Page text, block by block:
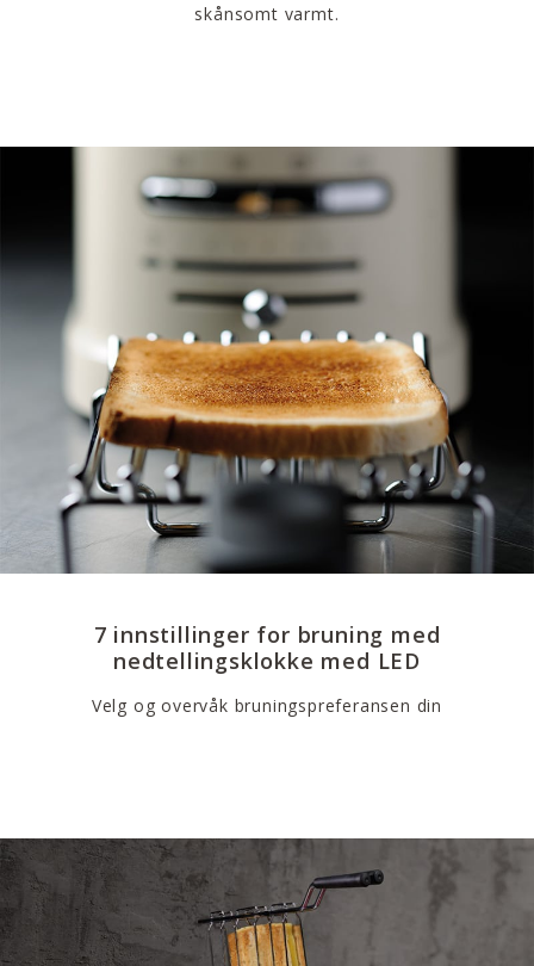
skånsomt varmt.
7 innstillinger for bruning med
nedtellingsklokke med LED
Velg og overvåk bruningspreferansen din